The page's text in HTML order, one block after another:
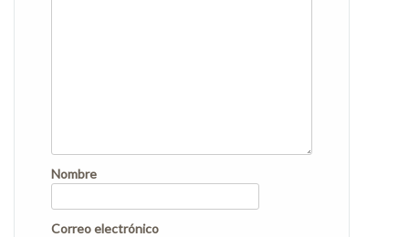
Nombre
Correo electrónico